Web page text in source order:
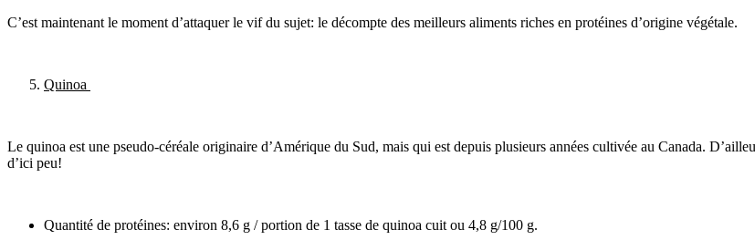
C’est maintenant le moment d’attaquer le vif du sujet: le décompte des meilleurs aliments riches en protéines d’origine végétale.
Quinoa
Le quinoa est une pseudo-céréale originaire d’Amérique du Sud, mais qui est depuis plusieurs années cultivée au Canada.
d’ici peu!
Quantité de protéines: environ 8,6 g / portion de 1 tasse de quinoa cuit ou 4,8 g/100 g.